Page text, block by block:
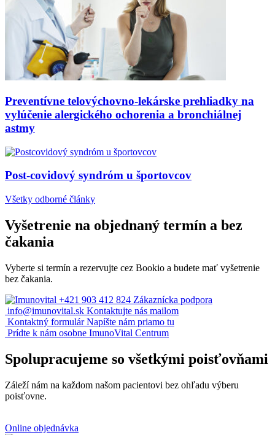
Preventívne telovýchovno-lekárske prehliadky na
vylúčenie alergického ochorenia a bronchiálnej
astmy
Post-covidový syndróm u športovcov
Všetky odborné články
Vyšetrenie na objednaný termín a bez
čakania
Vyberte si termín a rezervujte cez Bookio a budete mať vyšetrenie
bez čakania.
+421 903 412 824 Zákaznícka podpora
info@imunovital.sk Kontaktujte nás mailom
Kontaktný formulár Napíšte nám priamo tu
Prídte k nám osobne ImunoVital Centrum
Spolupracujeme so všetkými poisťovňami
Záleží nám na každom našom pacientovi bez ohľadu výberu
poisťovne.
Online objednávka